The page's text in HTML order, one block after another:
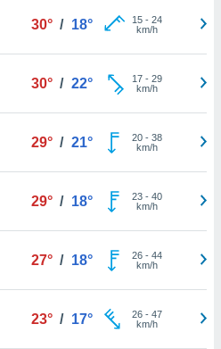
30° / 18° 15- 24
km/h
30° / 22° 17- 29
km/h
29° / 21° 20- 38
km/h
29° / 18° 23- 40
km/h
27° / 18° 26- 44
km/h
23° / 17° 26- 47
km/h